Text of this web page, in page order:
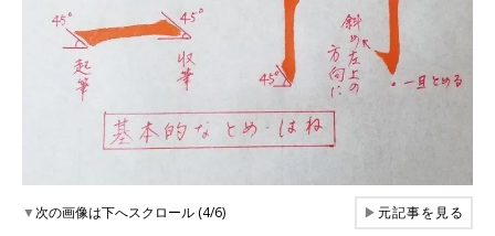
▼次の画像は下へスクロール (4/6) ▶元記事を見る